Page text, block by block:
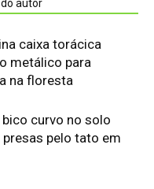
afastar animais
o ninho camuflado
da-amazônia
do ovo e sincronizam
ninho até a água